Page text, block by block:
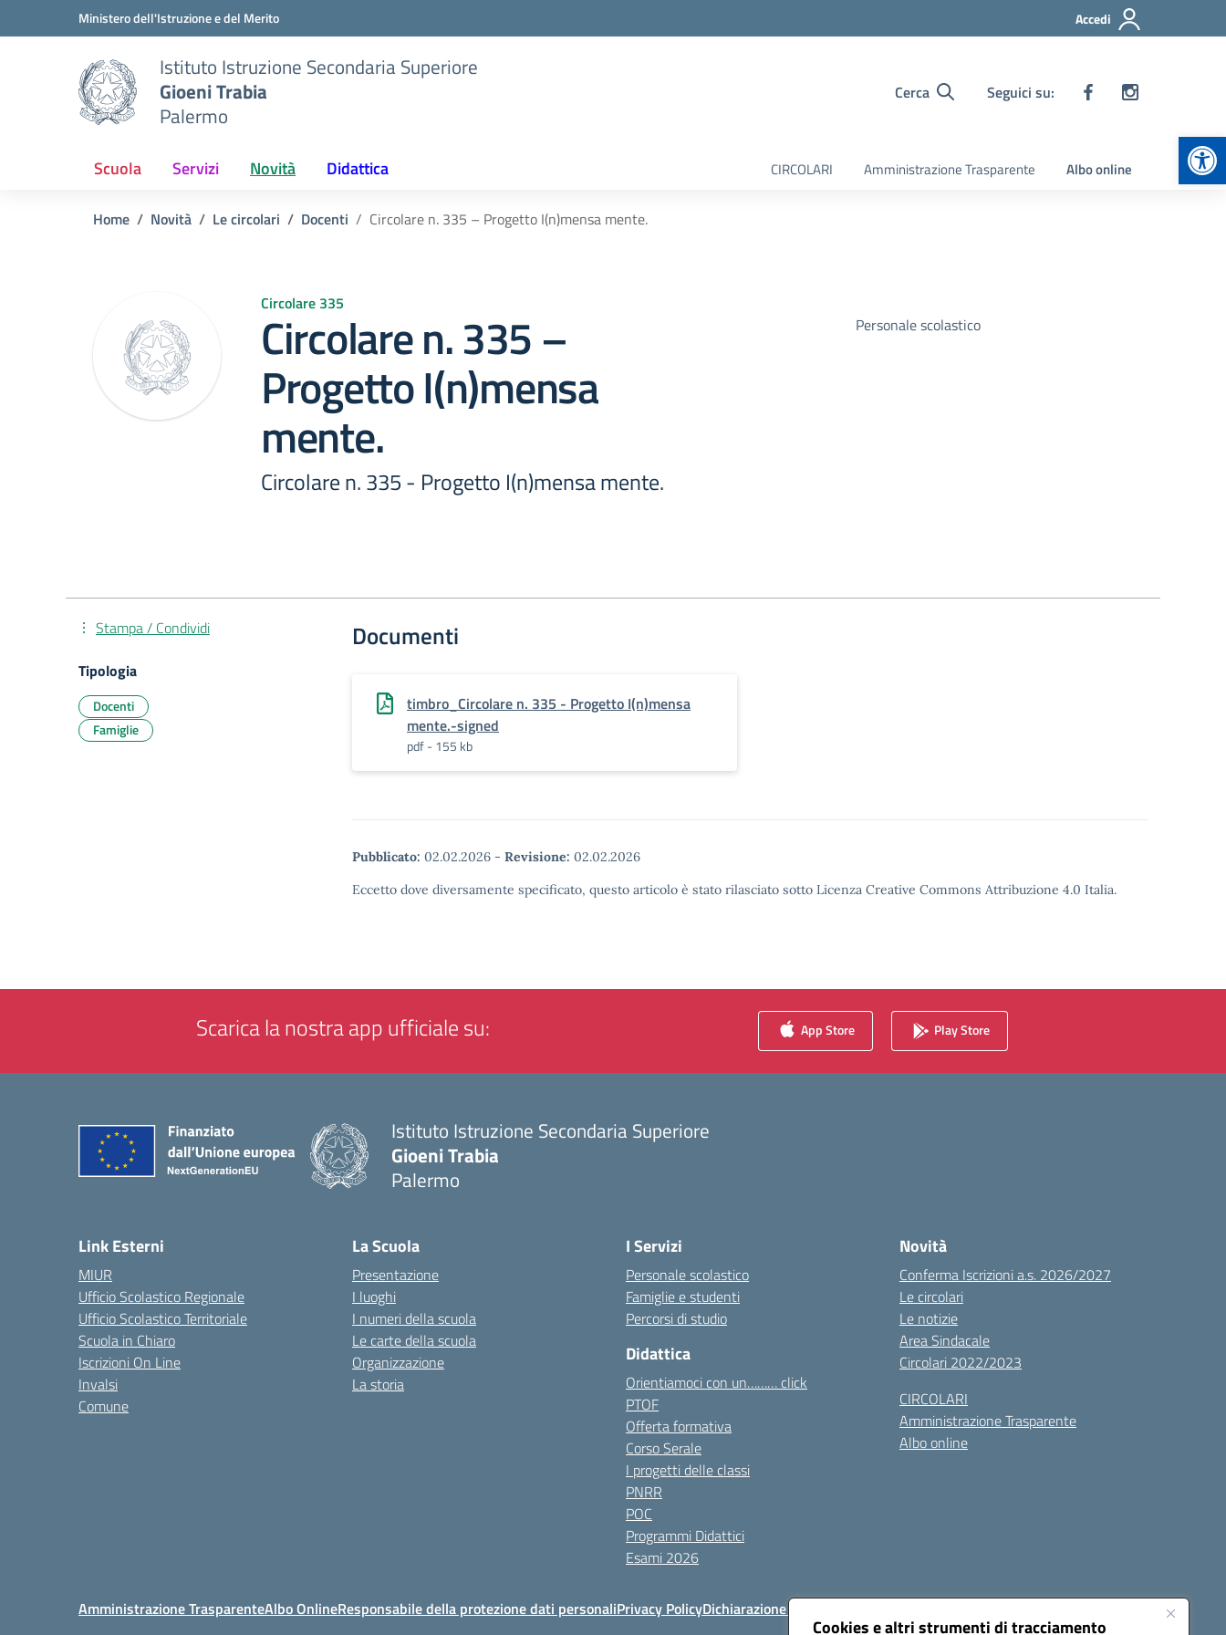
Cookies e altri strumenti di tracciamento
Vai ai contenuti
Vai al menu di navigazioneMinistero dell'Istruzione e del Merito Accedi
Istituto Istruzione Secondaria Superiore
Gioeni Trabia
Palermo
Cerca Seguici su:
Scuola Servizi Novità Didattica CIRCOLARI Amministrazione Trasparente Albo online
Home Novità Le circolari Docenti Circolare n. 335 – Progetto I(n)mensa mente.
Circolare 335
Circolare n. 335 –
Progetto I(n)mensa
mente.
Circolare n. 335 - Progetto I(n)mensa mente.
Personale scolastico
Documenti
timbro_Circolare n. 335 - Progetto I(n)mensa
mente.-signed
pdf - 155 kb
Pubblicato: 02.02.2026 - Revisione: 02.02.2026
Eccetto dove diversamente specificato, questo articolo è stato rilasciato sotto Licenza Creative Commons Attribuzione 4.0 Italia.
Stampa / Condividi
Tipologia
Docenti
Famiglie
Scarica la nostra app ufficiale su: App Store Play Store
Istituto Istruzione Secondaria Superiore
Gioeni Trabia
Palermo
Link Esterni
MIUR
Ufficio Scolastico Regionale
Ufficio Scolastico Territoriale
Scuola in Chiaro
Iscrizioni On Line
Invalsi
Comune
La Scuola
Presentazione
I luoghi
I numeri della scuola
Le carte della scuola
Organizzazione
La storia
I Servizi
Personale scolastico
Famiglie e studenti
Percorsi di studio
Didattica
Orientiamoci con un……… click
PTOF
Offerta formativa
Corso Serale
I progetti delle classi
PNRR
POC
Programmi Didattici
Esami 2026
Novità
Conferma Iscrizioni a.s. 2026/2027
Le circolari
Le notizie
Area Sindacale
Circolari 2022/2023
CIRCOLARI
Amministrazione Trasparente
Albo online
Amministrazione TrasparenteAlbo OnlineResponsabile della protezione dati personaliPrivacy PolicyDichiarazione di accessibilità Seguici su: